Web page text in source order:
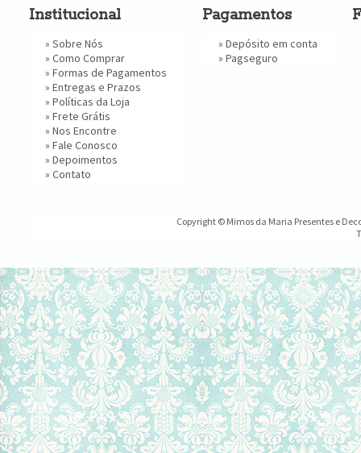
Institucional
» Sobre Nós
» Como Comprar
» Formas de Pagamentos
» Entregas e Prazos
» Políticas da Loja
» Frete Grátis
» Nos Encontre
» Fale Conosco
» Depoimentos
» Contato
Pagamentos
» Depósito em conta
» Pagseguro
Copyright © Mimos da Maria Presentes e